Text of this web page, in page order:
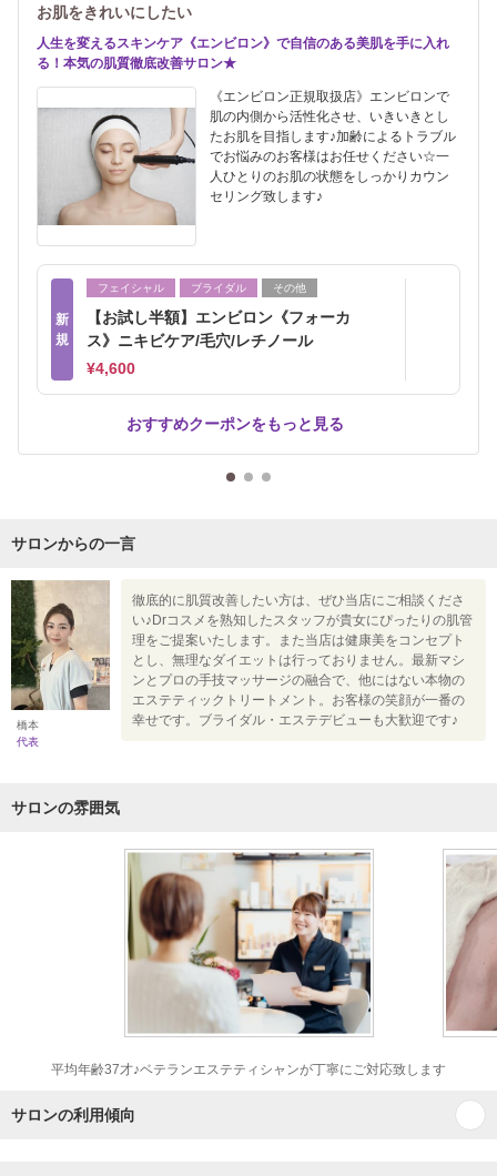
お肌をきれいにしたい
人生を変えるスキンケア《エンビロン》で自信のある美肌を手に入れ
る！本気の肌質徹底改善サロン★
《エンビロン正規取扱店》エンビロンで
肌の内側から活性化させ、いきいきとし
たお肌を目指します♪加齢によるトラブル
でお悩みのお客様はお任せください☆一
人ひとりのお肌の状態をしっかりカウン
セリング致します♪
新
規
フェイシャル ブライダル その他
【お試し半額】エンビロン《フォーカ
ス》ニキビケア/毛穴/レチノール
¥4,600
おすすめクーポンをもっと見る
サロンからの一言
橋本
代表
徹底的に肌質改善したい方は、ぜひ当店にご相談くださ
い♪Drコスメを熟知したスタッフが貴女にぴったりの肌管
理をご提案いたします。また当店は健康美をコンセプト
とし、無理なダイエットは行っておりません。最新マシ
ンとプロの手技マッサージの融合で、他にはない本物の
エステティックトリートメント。お客様の笑顔が一番の
幸せです。ブライダル・エステデビューも大歓迎です♪
サロンの雰囲気
平均年齢37才♪ベテランエステティシャンが丁寧にご対応致します
サロンの利用傾向